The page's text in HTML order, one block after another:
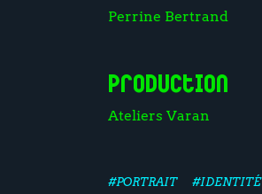
Perrine Bertrand
Production
Ateliers Varan
#PORTRAIT #IDENTITÉ